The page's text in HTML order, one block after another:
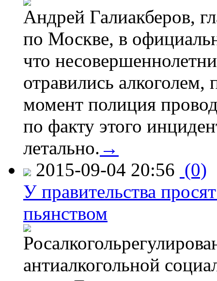
Андрей Галиакберов,
по Москве, в
что
отравились
момент полиция
по факту этого
летально. →
2015-09-04 20:56 (0)
У правительства
пьянством
антиалкогольной